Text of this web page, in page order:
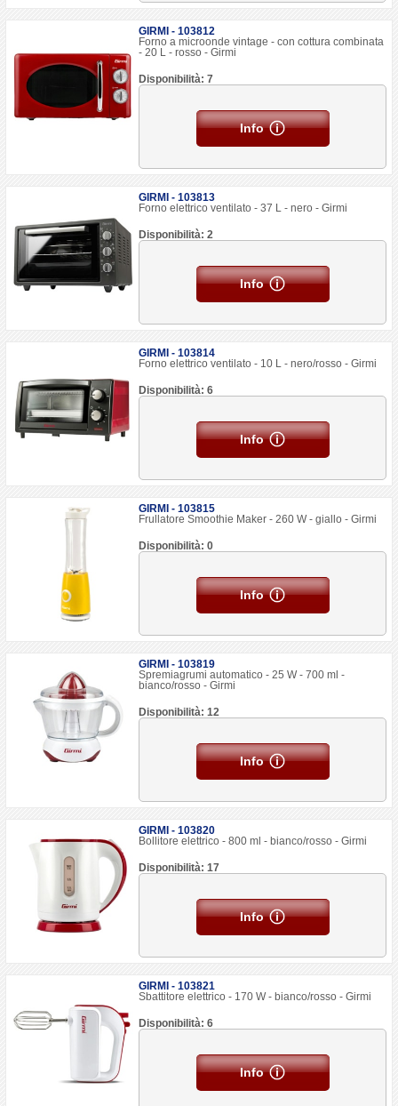
GIRMI - 103812
Forno a microonde vintage - con cottura combinata
- 20 L - rosso - Girmi
Disponibilità: 7
Info
GIRMI - 103813
Forno elettrico ventilato - 37 L - nero - Girmi
Disponibilità: 2
Info
GIRMI - 103814
Forno elettrico ventilato - 10 L - nero/rosso - Girmi
Disponibilità: 6
Info
GIRMI - 103815
Frullatore Smoothie Maker - 260 W - giallo - Girmi
Disponibilità: 0
Info
GIRMI - 103819
Spremiagrumi automatico - 25 W - 700 ml -
bianco/rosso - Girmi
Disponibilità: 12
Info
GIRMI - 103820
Bollitore elettrico - 800 ml - bianco/rosso - Girmi
Disponibilità: 17
Info
GIRMI - 103821
Sbattitore elettrico - 170 W - bianco/rosso - Girmi
Disponibilità: 6
Info